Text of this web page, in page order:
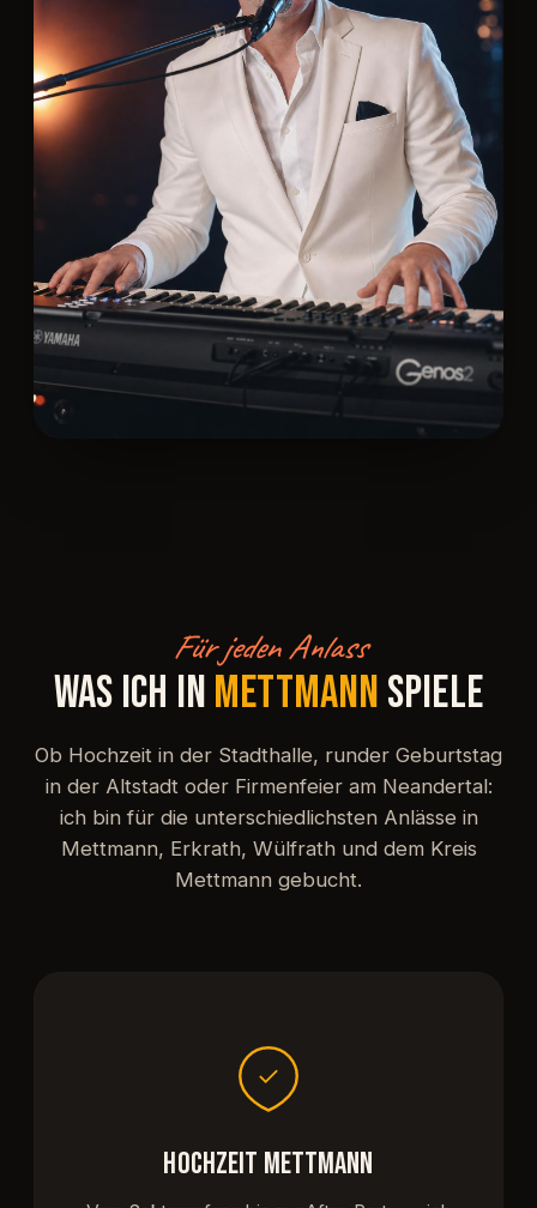
Für jeden Anlass
WAS ICH INMETTMANNSPIELE
Ob Hochzeit in der Stadthalle, runder Geburtstag
in der Altstadt oder Firmenfeier am Neandertal:
ich bin für die unterschiedlichsten Anlässe in
Mettmann, Erkrath, Wülfrath und dem Kreis
Mettmann gebucht.
HOCHZEIT METTMANN